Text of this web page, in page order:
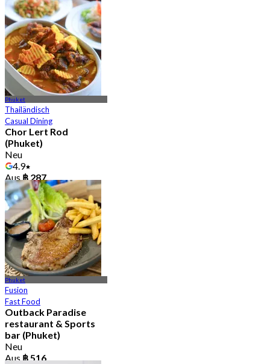
Phuket
Thailändisch
Casual Dining
Chor Lert Rod
(Phuket)
Neu
4.9
Aus ฿ 287
Phuket
Fusion
Fast Food
Outback Paradise
restaurant & Sports
bar (Phuket)
Neu
Aus ฿ 516